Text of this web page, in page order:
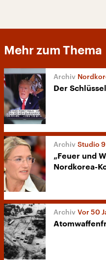
Mehr zum Thema
Der
Studio 9
„Feuer und
Nordkorea-
Vor 50